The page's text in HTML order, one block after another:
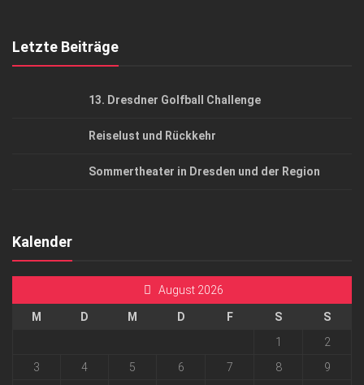
Letzte Beiträge
13. Dresdner Golfball Challenge
Reiselust und Rückkehr
Sommertheater in Dresden und der Region
Kalender
August 2026
M D M D F S
S
1
2
3
4 5 6 7 8
9